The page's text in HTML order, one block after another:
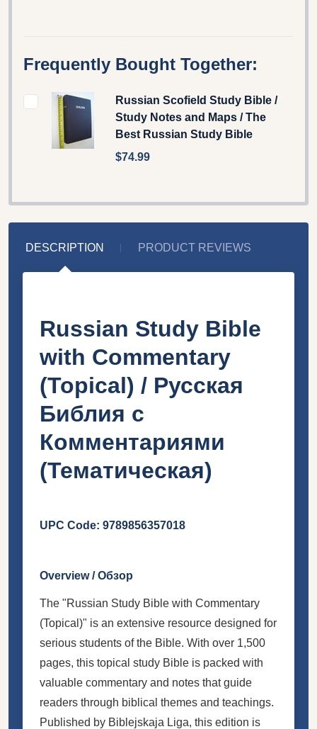
Frequently Bought Together:
Russian Scofield Study Bible /
Study Notes and Maps / The
Best Russian Study Bible
$74.99
DESCRIPTION PRODUCT REVIEWS
Russian Study Bible
with Commentary
(Topical) / Русская
Библия с
Комментариями
(Тематическая)
UPC Code: 9789856357018
Overview / Обзор
The "Russian Study Bible with Commentary
(Topical)" is an extensive resource designed for
serious students of the Bible. With over 1,500
pages, this topical study Bible is packed with
valuable commentary and notes that guide
readers through biblical themes and teachings.
Published by Biblejskaja Liga, this edition is